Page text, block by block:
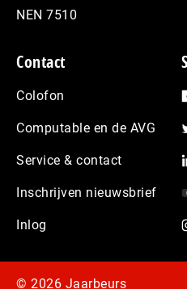
NEN 7510
Contact
Colofon
Computable en de AVG
Service & contact
Inschrijven nieuwsbrief
Inlog
© 2026 Jaarbeurs